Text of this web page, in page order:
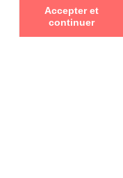
Accepter et
continuer